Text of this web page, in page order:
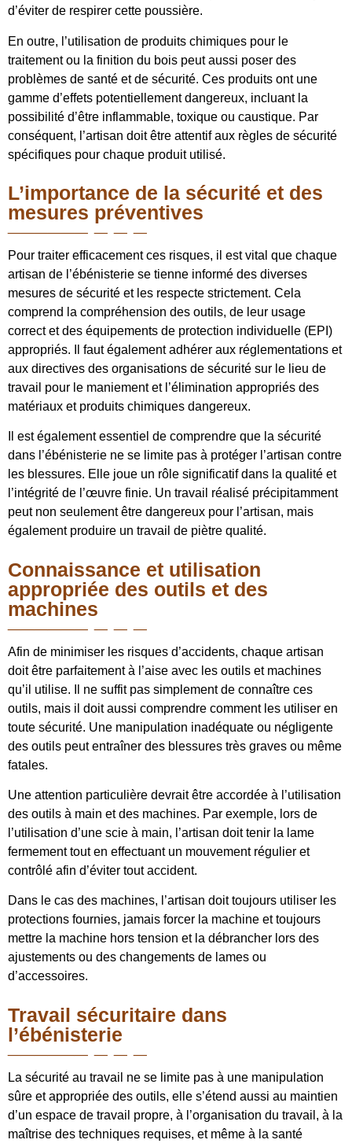
d’éviter de respirer cette poussière.
En outre, l’utilisation de produits chimiques pour le
traitement ou la finition du bois peut aussi poser des
problèmes de santé et de sécurité. Ces produits ont une
gamme d’effets potentiellement dangereux, incluant la
possibilité d’être inflammable, toxique ou caustique. Par
conséquent, l’artisan doit être attentif aux règles de sécurité
spécifiques pour chaque produit utilisé.
L’importance de la sécurité et des
mesures préventives
Pour traiter efficacement ces risques, il est vital que chaque
artisan de l’ébénisterie se tienne informé des diverses
mesures de sécurité et les respecte strictement. Cela
comprend la compréhension des outils, de leur usage
correct et des équipements de protection individuelle (EPI)
appropriés. Il faut également adhérer aux réglementations et
aux directives des organisations de sécurité sur le lieu de
travail pour le maniement et l’élimination appropriés des
matériaux et produits chimiques dangereux.
Il est également essentiel de comprendre que la sécurité
dans l’ébénisterie ne se limite pas à protéger l’artisan contre
les blessures. Elle joue un rôle significatif dans la qualité et
l’intégrité de l’œuvre finie. Un travail réalisé précipitamment
peut non seulement être dangereux pour l’artisan, mais
également produire un travail de piètre qualité.
Connaissance et utilisation
appropriée des outils et des
machines
Afin de minimiser les risques d’accidents, chaque artisan
doit être parfaitement à l’aise avec les outils et machines
qu’il utilise. Il ne suffit pas simplement de connaître ces
outils, mais il doit aussi comprendre comment les utiliser en
toute sécurité. Une manipulation inadéquate ou négligente
des outils peut entraîner des blessures très graves ou même
fatales.
Une attention particulière devrait être accordée à l’utilisation
des outils à main et des machines. Par exemple, lors de
l’utilisation d’une scie à main, l’artisan doit tenir la lame
fermement tout en effectuant un mouvement régulier et
contrôlé afin d’éviter tout accident.
Dans le cas des machines, l’artisan doit toujours utiliser les
protections fournies, jamais forcer la machine et toujours
mettre la machine hors tension et la débrancher lors des
ajustements ou des changements de lames ou
d’accessoires.
Travail sécuritaire dans
l’ébénisterie
La sécurité au travail ne se limite pas à une manipulation
sûre et appropriée des outils, elle s’étend aussi au maintien
d’un espace de travail propre, à l’organisation du travail, à la
maîtrise des techniques requises, et même à la santé